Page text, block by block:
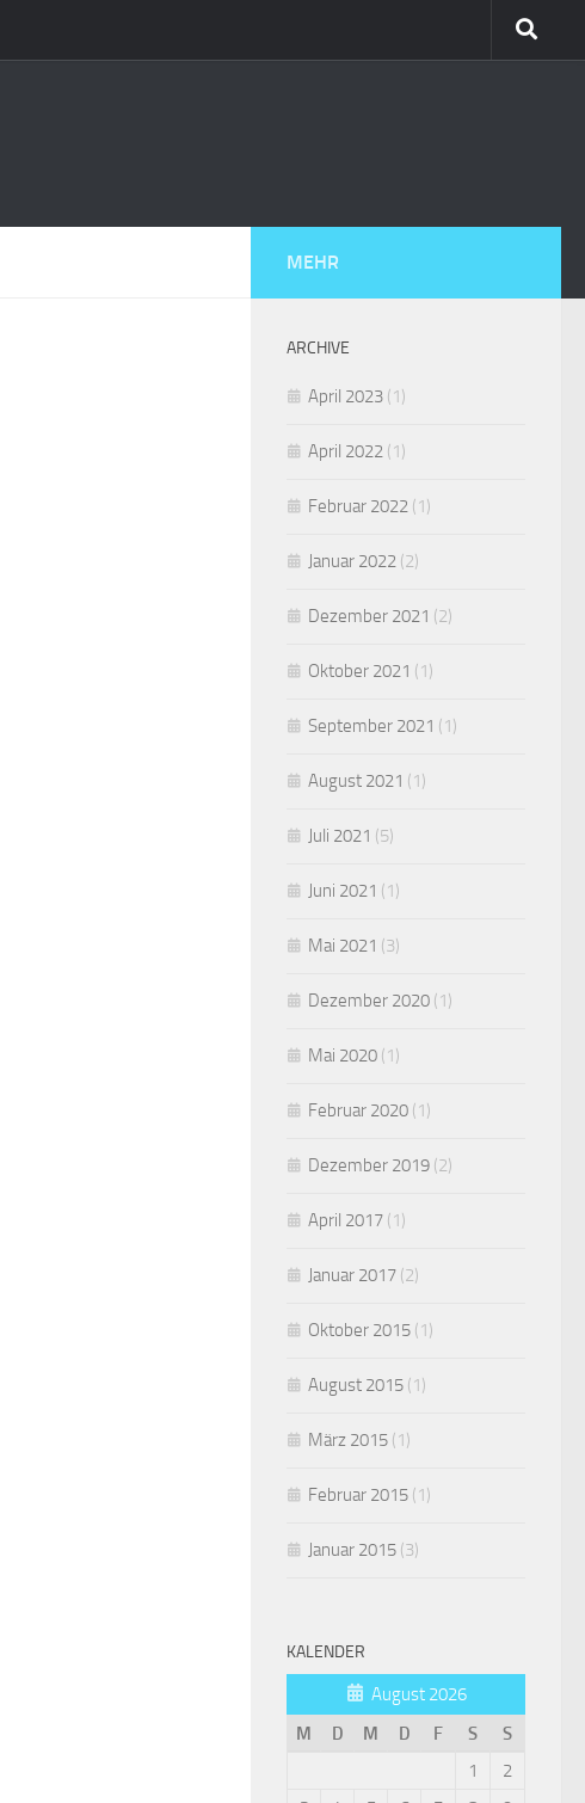
MEHR
ARCHIVE
April 2023 (1)
April 2022 (1)
Februar 2022 (1)
Januar 2022 (2)
Dezember 2021 (2)
Oktober 2021 (1)
September 2021 (1)
August 2021 (1)
Juli 2021 (5)
Juni 2021 (1)
Mai 2021 (3)
Dezember 2020 (1)
Mai 2020 (1)
Februar 2020 (1)
Dezember 2019 (2)
April 2017 (1)
Januar 2017 (2)
Oktober 2015 (1)
August 2015 (1)
März 2015 (1)
Februar 2015 (1)
Januar 2015 (3)
KALENDER
August 2026
M
D M D F S
S
1
2